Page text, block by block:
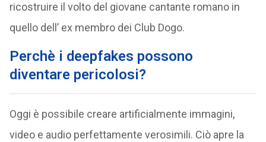
ricostruire il volto del giovane cantante romano in
quello dell’ ex membro dei Club Dogo.
Perchè i deepfakes possono
diventare pericolosi?
Oggi è possibile creare artificialmente immagini,
video e audio perfettamente verosimili. Ciò apre la